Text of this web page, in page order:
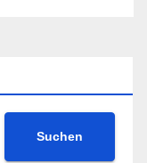
Suchen